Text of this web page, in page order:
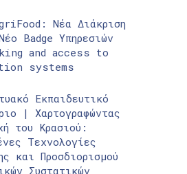
Νέα Διάκριση
Badge Υπηρεσιών
and access to
systems
Εκπαιδευτικό
| Χαρτογραφώντας
του Κρασιού:
Τεχνολογίες
και Προσδιορισμού
Συστατικών